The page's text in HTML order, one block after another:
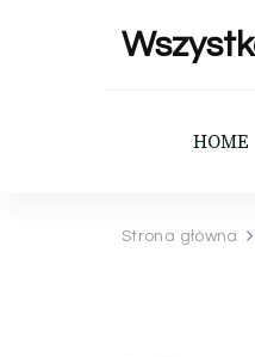
HOME
Strona główna